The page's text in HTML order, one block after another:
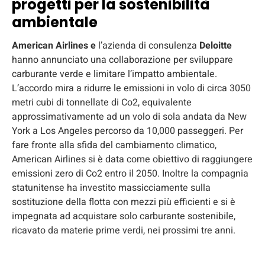
progetti per la sostenibilità
ambientale
American Airlines e l’azienda di consulenza Deloitte
hanno annunciato una collaborazione per sviluppare
carburante verde e limitare l’impatto ambientale.
L’accordo mira a ridurre le emissioni in volo di circa 3050
metri cubi di tonnellate di Co2, equivalente
approssimativamente ad un volo di sola andata da New
York a Los Angeles percorso da 10,000 passeggeri. Per
fare fronte alla sfida del cambiamento climatico,
American Airlines si è data come obiettivo di raggiungere
emissioni zero di Co2 entro il 2050. Inoltre la compagnia
statunitense ha investito massicciamente sulla
sostituzione della flotta con mezzi più efficienti e si è
impegnata ad acquistare solo carburante sostenibile,
ricavato da materie prime verdi, nei prossimi tre anni.